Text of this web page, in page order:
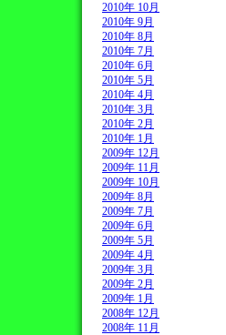
2010年 10月
2010年 9月
2010年 8月
2010年 7月
2010年 6月
2010年 5月
2010年 4月
2010年 3月
2010年 2月
2010年 1月
2009年 12月
2009年 11月
2009年 10月
2009年 8月
2009年 7月
2009年 6月
2009年 5月
2009年 4月
2009年 3月
2009年 2月
2009年 1月
2008年 12月
2008年 11月